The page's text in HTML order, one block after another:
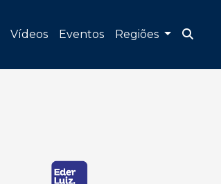
Vídeos Eventos Regiões